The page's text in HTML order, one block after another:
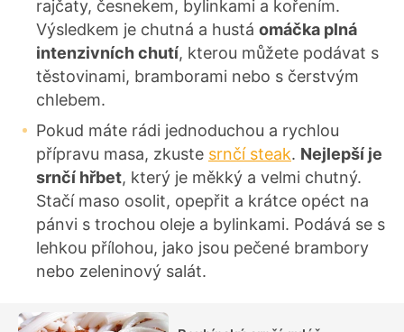
rajčaty, česnekem, bylinkami a kořením.
Výsledkem je chutná a hustá omáčka plná
intenzivních chutí, kterou můžete podávat s
těstovinami, bramborami nebo s čerstvým
chlebem.
Pokud máte rádi jednoduchou a rychlou
přípravu masa, zkuste srnčí steak. Nejlepší je
srnčí hřbet, který je měkký a velmi chutný.
Stačí maso osolit, opepřit a krátce opéct na
pánvi s trochou oleje a bylinkami. Podává se s
lehkou přílohou, jako jsou pečené brambory
nebo zeleninový salát.